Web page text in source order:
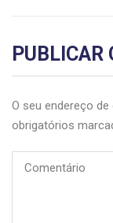
PUBLICAR
O seu endereço
obrigatórios